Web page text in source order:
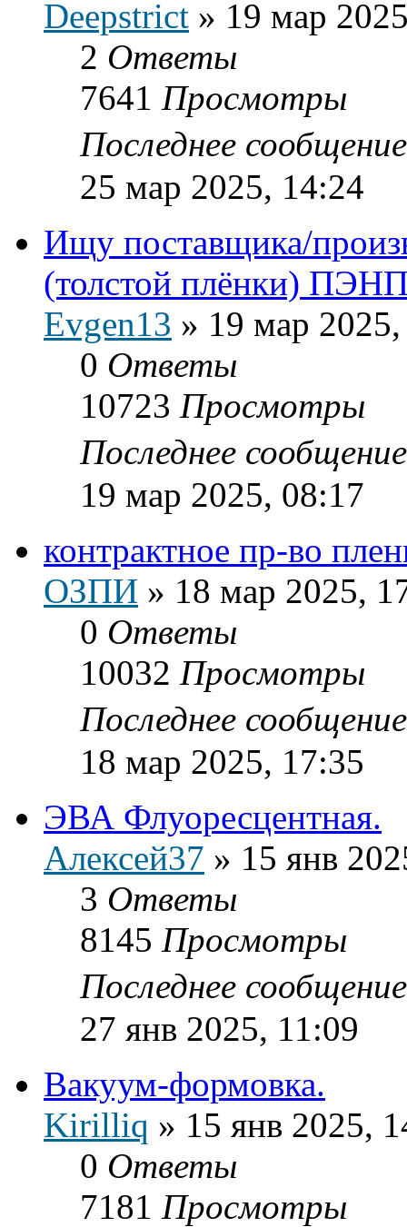
Deepstrict » 19 мар
2 Ответы
7641 Просмотры
Последнее
25 мар 2025, 14:24
Ищу поставщика/
(толстой плёнки)
Evgen13 » 19 мар
0 Ответы
10723 Просмотры
Последнее
19 мар 2025, 08:17
контрактное пр-во
ОЗПИ » 18 мар 2025,
0 Ответы
10032 Просмотры
Последнее
18 мар 2025, 17:35
ЭВА Флуоресцентная.
Алексей37 » 15 янв
3 Ответы
8145 Просмотры
Последнее
27 янв 2025, 11:09
Вакуум-формовка.
Kirilliq » 15 янв 2025,
0 Ответы
7181 Просмотры